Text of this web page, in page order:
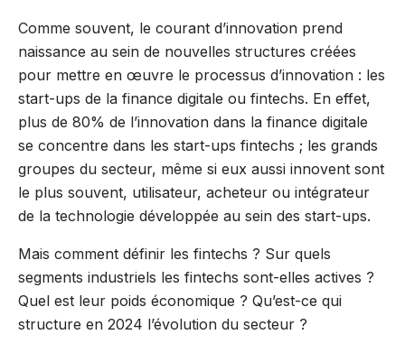
Comme souvent, le courant d’innovation prend
naissance au sein de nouvelles structures créées
pour mettre en œuvre le processus d’innovation : les
start-ups de la finance digitale ou fintechs. En effet,
plus de 80% de l’innovation dans la finance digitale
se concentre dans les start-ups fintechs ; les grands
groupes du secteur, même si eux aussi innovent sont
le plus souvent, utilisateur, acheteur ou intégrateur
de la technologie développée au sein des start-ups.
Mais comment définir les fintechs ? Sur quels
segments industriels les fintechs sont-elles actives ?
Quel est leur poids économique ? Qu’est-ce qui
structure en 2024 l’évolution du secteur ?